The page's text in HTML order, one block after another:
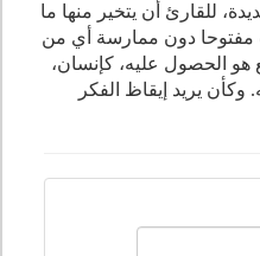
للقارئ أن يتخير منها ما
مفتوحا دون ممارسة أي من
الحصول عليه، كإنسان،
وكأن يريد إيقاظ الفكر